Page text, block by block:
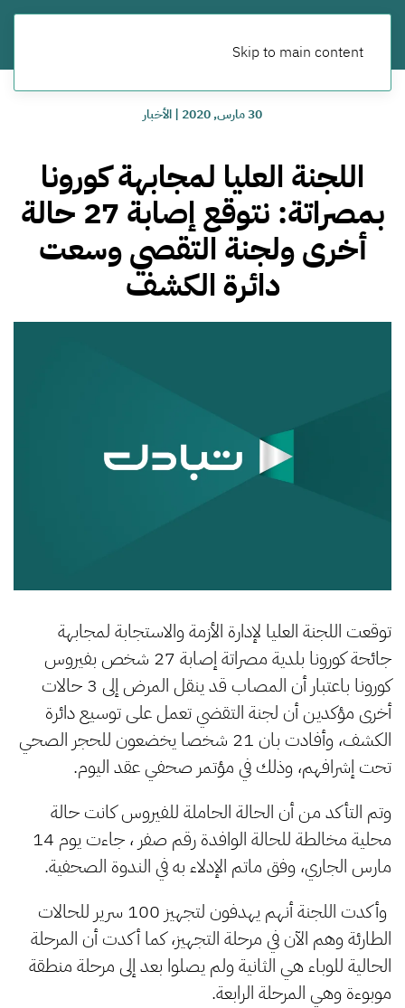
Skip to main content
30 مارس, 2020 |الأخبار
اللجنة العليا لمجابهة كورونا
بمصراتة: نتوقع إصابة 27 حالة
أخرى ولجنة التقصي وسعت
دائرة الكشف
توقعت اللجنة العليا لإدارة الأزمة والاستجابة لمجابهة
جائحة كورونا بلدية مصراتة إصابة 27 شخص بفيروس
كورونا باعتبار أن المصاب قد ينقل المرض إلى 3 حالات
أخرى مؤكدين أن لجنة التقضي تعمل على توسيع دائرة
الكشف، وأفادت بان 21 شخصا يخضعون للحجر الصحي
تحت إشرافهم، وذلك في مؤتمر صحفي عقد اليوم.
وتم التأكد من أن الحالة الحاملة للفيروس كانت حالة
محلية مخالطة للحالة الوافدة رقم صفر ، جاءت يوم 14
مارس الجاري، وفق ماتم الإدلاء به في الندوة الصحفية.
وأكدت اللجنة أنهم يهدفون لتجهيز 100 سرير للحالات
الطارئة وهم الآن في مرحلة التجهيز، كما أكدت أن المرحلة
الحالية للوباء هي الثانية ولم يصلوا بعد إلى مرحلة منطقة
موبوءة وهي المرحلة الرابعة.